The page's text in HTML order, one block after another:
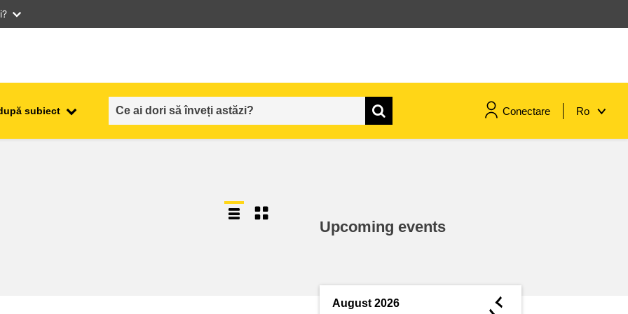
subiect Conectare Ro
Upcoming events
August 2026 ◄